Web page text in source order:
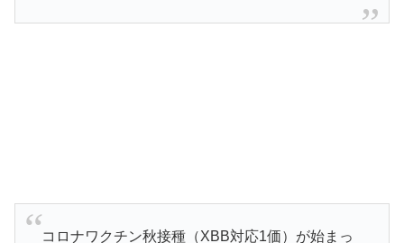
コロナワクチン秋接種（XBB対応1価）が始まっ